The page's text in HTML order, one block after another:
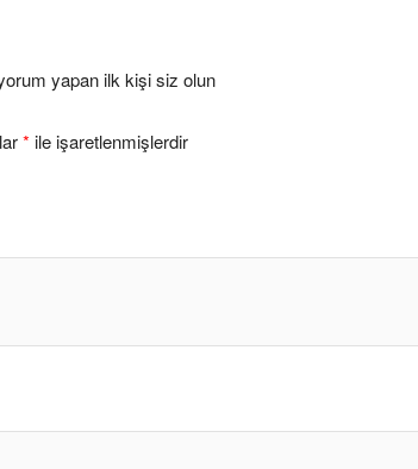
yapan ilk kişi siz olun
* ile işaretlenmişlerdir